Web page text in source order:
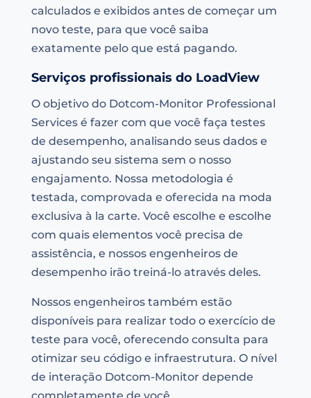
calculados e exibidos antes de começar um
novo teste, para que você saiba
exatamente pelo que está pagando.
Serviços profissionais do LoadView
O objetivo do Dotcom-Monitor Professional
Services é fazer com que você faça testes
de desempenho, analisando seus dados e
ajustando seu sistema sem o nosso
engajamento. Nossa metodologia é
testada, comprovada e oferecida na moda
exclusiva à la carte. Você escolhe e escolhe
com quais elementos você precisa de
assistência, e nossos engenheiros de
desempenho irão treiná-lo através deles.
Nossos engenheiros também estão
disponíveis para realizar todo o exercício de
teste para você, oferecendo consulta para
otimizar seu código e infraestrutura. O nível
de interação Dotcom-Monitor depende
completamente de você.